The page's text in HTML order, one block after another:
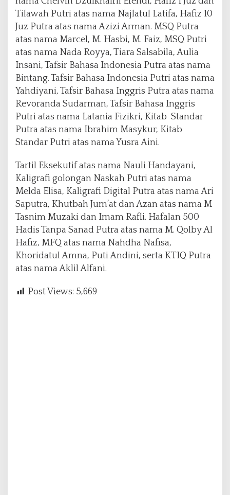
Tilawah Putri atas nama Najlatul Latifa, Hafiz 10
Juz Putra atas nama Azizi Arman. MSQ Putra
atas nama Marcel, M. Hasbi, M. Faiz, MSQ Putri
atas nama Nada Royya, Tiara Salsabila, Aulia
Insani, Tafsir Bahasa Indonesia Putra atas nama
Bintang. Tafsir Bahasa Indonesia Putri atas nama
Yahdiyani, Tafsir Bahasa Inggris Putra atas nama
Revoranda Sudarman, Tafsir Bahasa Inggris
Putri atas nama Latania Fizikri, Kitab Standar
Putra atas nama Ibrahim Masykur, Kitab
Standar Putri atas nama Yusra Aini.
Tartil Eksekutif atas nama Nauli Handayani,
Kaligrafi golongan Naskah Putri atas nama
Melda Elisa, Kaligrafi Digital Putra atas nama Ari
Saputra, Khutbah Jum’at dan Azan atas nama M
Tasnim Muzaki dan Imam Rafli. Hafalan 500
Hadis Tanpa Sanad Putra atas nama M. Qolby Al
Hafiz, MFQ atas nama Nahdha Nafisa,
Khoridatul Amna, Puti Andini, serta KTIQ Putra
atas nama Aklil Alfani.
Post Views: 5,669